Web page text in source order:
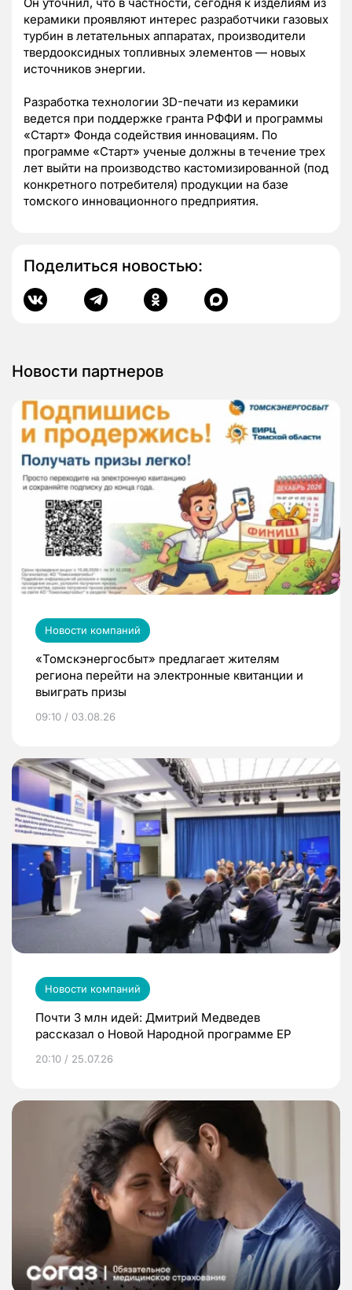
Он уточнил, что в частности, сегодня к изделиям из
керамики проявляют интерес разработчики газовых
турбин в летательных аппаратах, производители
твердооксидных топливных элементов — новых
источников энергии.
Разработка технологии 3D-печати из керамики
ведется при поддержке гранта РФФИ и программы
«Старт» Фонда содействия инновациям. По
программе «Старт» ученые должны в течение трех
лет выйти на производство кастомизированной (под
конкретного потребителя) продукции на базе
томского инновационного предприятия.
Поделиться новостью:
Новости партнеров
Новости компаний
«Томскэнергосбыт» предлагает жителям
региона перейти на электронные квитанции и
выиграть призы
09:10 / 03.08.26
Новости компаний
Почти 3 млн идей: Дмитрий Медведев
рассказал о Новой Народной программе ЕР
20:10 / 25.07.26